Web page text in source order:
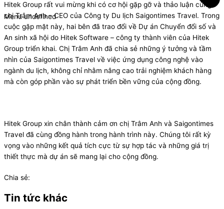
Menu undefined
Hitek Group rất vui mừng khi có cơ hội gặp gỡ và thảo luận cùng
chị Trâm Anh – CEO của Công ty Du lịch Saigontimes Travel. Trong
cuộc gặp mặt này, hai bên đã trao đổi về Dự án Chuyển đổi số và
An sinh xã hội do Hitek Software – công ty thành viên của Hitek
Group triển khai. Chị Trâm Anh đã chia sẻ những ý tưởng và tầm
nhìn của Saigontimes Travel về việc ứng dụng công nghệ vào
ngành du lịch, không chỉ nhằm nâng cao trải nghiệm khách hàng
mà còn góp phần vào sự phát triển bền vững của cộng đồng.
Hitek Group xin chân thành cảm ơn chị Trâm Anh và Saigontimes
Travel đã cùng đồng hành trong hành trình này. Chúng tôi rất kỳ
vọng vào những kết quả tích cực từ sự hợp tác và những giá trị
thiết thực mà dự án sẽ mang lại cho cộng đồng.
Chia sẻ:
Tin tức khác